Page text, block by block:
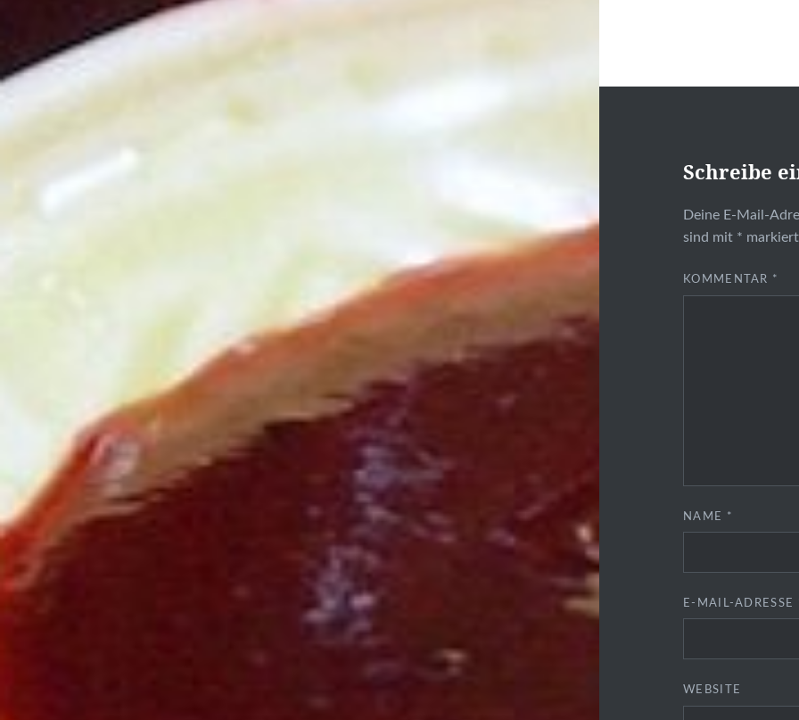
Schreibe
Deine E-Mail-
sind mit * markiert
KOMMENTAR *
NAME *
E-MAIL-ADRESSE
WEBSITE